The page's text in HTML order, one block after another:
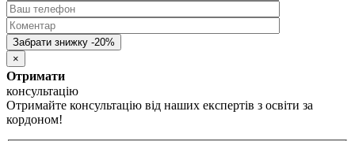
×
Отримати
консультацію
Отримайте консультацію від наших експертів з освіти за
кордоном!